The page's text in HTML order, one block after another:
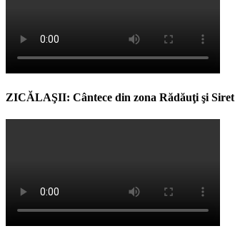
ZICĂLAŞII: Cântece din zona Rădăuţi şi Siret